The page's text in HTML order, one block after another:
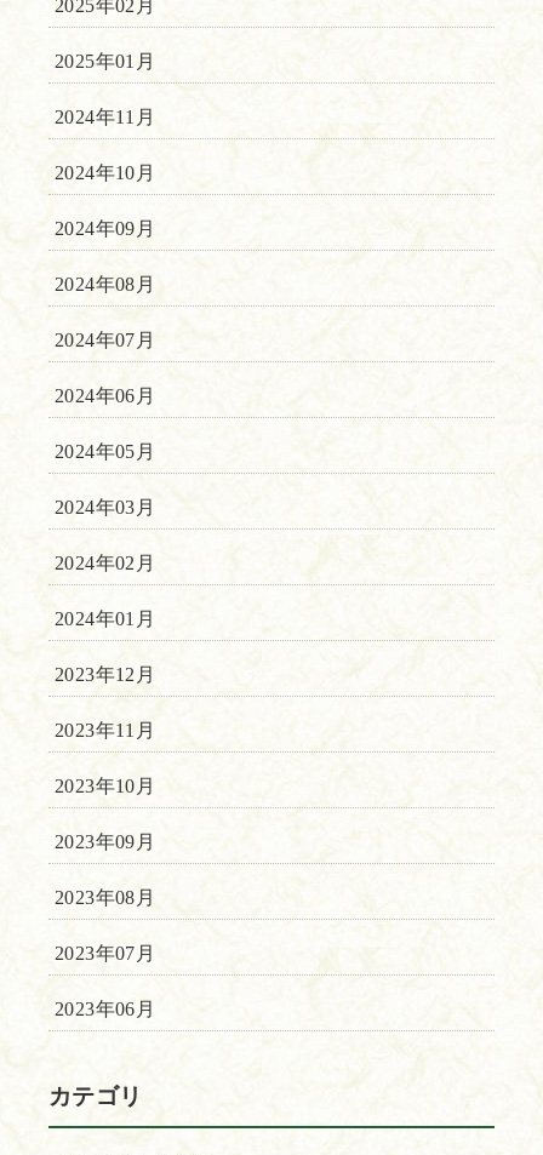
2025年02月
2025年01月
2024年11月
2024年10月
2024年09月
2024年08月
2024年07月
2024年06月
2024年05月
2024年03月
2024年02月
2024年01月
2023年12月
2023年11月
2023年10月
2023年09月
2023年08月
2023年07月
2023年06月
カテゴリ